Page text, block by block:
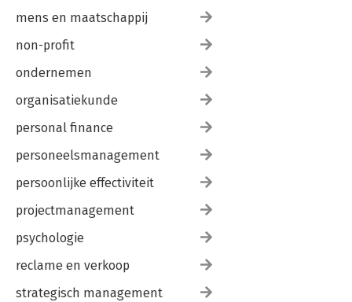
mens en maatschappij
non-profit
ondernemen
organisatiekunde
personal finance
personeelsmanagement
persoonlijke effectiviteit
projectmanagement
psychologie
reclame en verkoop
strategisch management